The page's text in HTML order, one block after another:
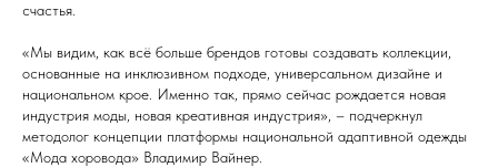
счастья.
«Мы видим, как всё больше брендов готовы создавать коллекции,
основанные на инклюзивном подходе, универсальном дизайне и
национальном крое. Именно так, прямо сейчас рождается новая
индустрия моды, новая креативная индустрия», – подчеркнул
методолог концепции платформы национальной адаптивной одежды
«Мода хоровода» Владимир Вайнер.